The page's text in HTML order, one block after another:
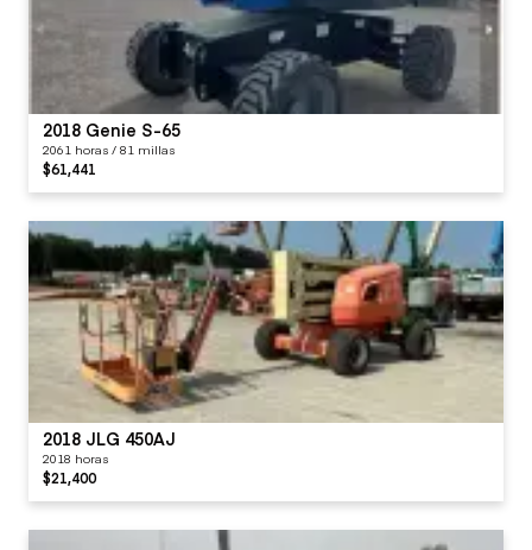
2018 Genie S-65
2061 horas / 81 millas
$61,441
2018 JLG 450AJ
2018 horas
$21,400